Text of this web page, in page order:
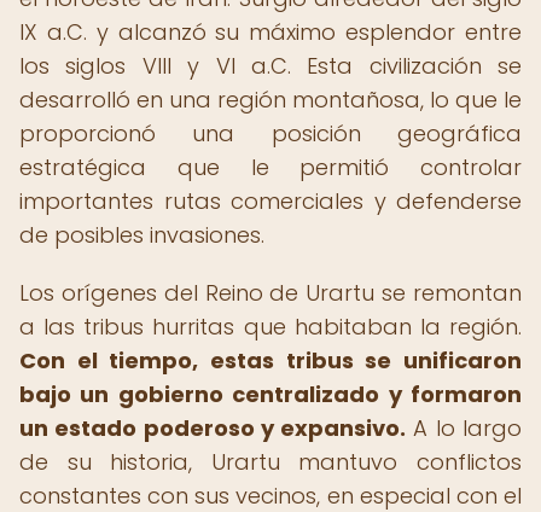
IX a.C. y alcanzó su máximo esplendor entre
los siglos VIII y VI a.C. Esta civilización se
desarrolló en una región montañosa, lo que le
proporcionó una posición geográfica
estratégica que le permitió controlar
importantes rutas comerciales y defenderse
de posibles invasiones.
Los orígenes del Reino de Urartu se remontan
a las tribus hurritas que habitaban la región.
Con el tiempo, estas tribus se unificaron
bajo un gobierno centralizado y formaron
un estado poderoso y expansivo. A lo largo
de su historia, Urartu mantuvo conflictos
constantes con sus vecinos, en especial con el